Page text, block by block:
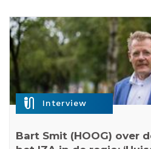
mic_external_on Interview
Bart Smit (HOOG) over